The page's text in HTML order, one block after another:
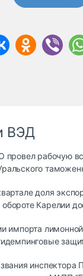
ВЭД
провел рабочую
доля
Карелии
импорта
инспектора